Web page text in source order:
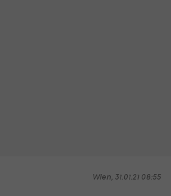
Wien, 31.01.21 08:55